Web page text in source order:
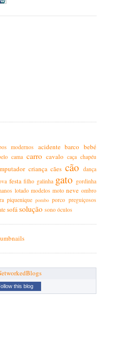
modernos acidente barco bebé
cama carro cavalo caça chapéu
criança cães cão dança
festa filho galinha gato gordinha
lotado modelos moto neve ombro
piquenique pombo porco preguiçosos
sofásolução sono óculos
this blog